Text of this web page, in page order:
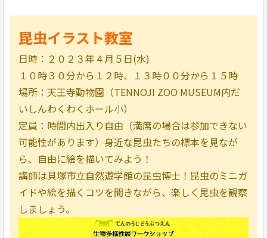
昆虫イラスト教室
日時：２０２３年４月５日(水)
１０時３０分から１２時、１３時００分から１５時
場所：天王寺動物園（TENNOJI ZOO MUSEUM内だ
いしんわくわくホール小）
定員：時間内出入り自由（満席の場合は参加できない
可能性があります）身近な昆虫たちの標本を見なが
ら、自由に絵を描いてみよう！
講師は貝塚市立自然遊学館の昆虫博士！昆虫のミニガ
イドや絵を描くコツを聞きながら、楽しく昆虫を観察
しましょう。